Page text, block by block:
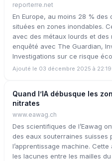
reporterre.net
En Europe, au moins 28 %
situées en zones inondables.
avec des métaux lourds et des
enquêté avec The Guardian,
Investigations sur ce risque
Ajouté le 03 décembre 2025 à 22:19
Quand l’IA débusque les
nitrates
www.eawag.ch
Des scientifiques de l’Eawag
des eaux souterraines suisses
l’apprentissage machine.
les lacunes entre les mailles